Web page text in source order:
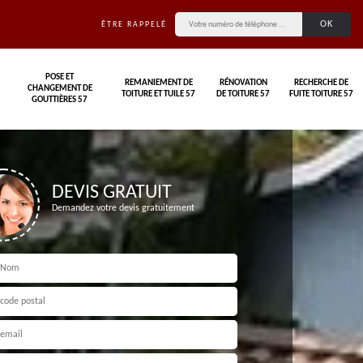
ÊTRE RAPPELÉ
POSE ET
CHANGEMENT DE
GOUTTIÈRES 57
REMANIEMENT DE
TOITURE ET TUILE 57
RÉNOVATION
DE TOITURE 57
RECHERCHE DE
FUITE TOITURE 57
DEVIS GRATUIT
Demandez votre devis gratuitement